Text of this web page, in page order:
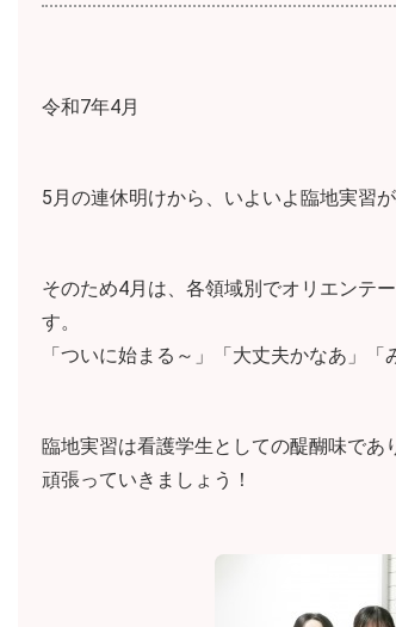
令和7年4月
5月の連休明けから、いよいよ臨地実習
そのため4月は、各領域別でオリエンテ
す。
「ついに始まる～」「大丈夫かなあ」「
臨地実習は看護学生としての醍醐味であ
頑張っていきましょう！